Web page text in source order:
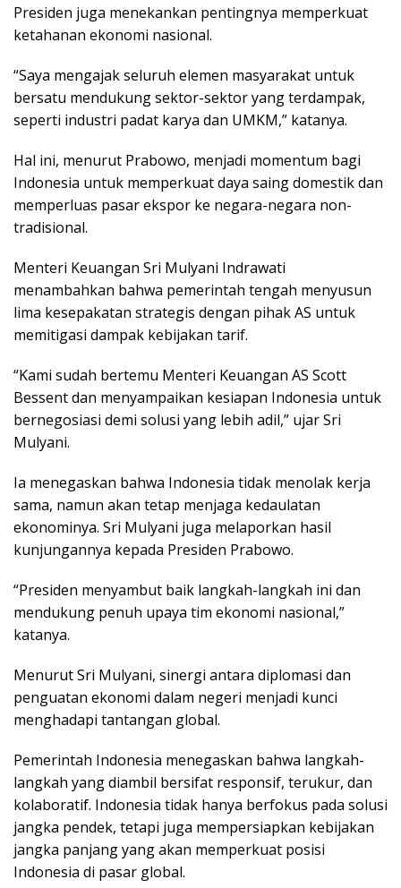
Presiden juga menekankan pentingnya memperkuat
ketahanan ekonomi nasional.
“Saya mengajak seluruh elemen masyarakat untuk
bersatu mendukung sektor-sektor yang terdampak,
seperti industri padat karya dan UMKM,” katanya.
Hal ini, menurut Prabowo, menjadi momentum bagi
Indonesia untuk memperkuat daya saing domestik dan
memperluas pasar ekspor ke negara-negara non-
tradisional.
Menteri Keuangan Sri Mulyani Indrawati
menambahkan bahwa pemerintah tengah menyusun
lima kesepakatan strategis dengan pihak AS untuk
memitigasi dampak kebijakan tarif.
“Kami sudah bertemu Menteri Keuangan AS Scott
Bessent dan menyampaikan kesiapan Indonesia untuk
bernegosiasi demi solusi yang lebih adil,” ujar Sri
Mulyani.
Ia menegaskan bahwa Indonesia tidak menolak kerja
sama, namun akan tetap menjaga kedaulatan
ekonominya. Sri Mulyani juga melaporkan hasil
kunjungannya kepada Presiden Prabowo.
“Presiden menyambut baik langkah-langkah ini dan
mendukung penuh upaya tim ekonomi nasional,”
katanya.
Menurut Sri Mulyani, sinergi antara diplomasi dan
penguatan ekonomi dalam negeri menjadi kunci
menghadapi tantangan global.
Pemerintah Indonesia menegaskan bahwa langkah-
langkah yang diambil bersifat responsif, terukur, dan
kolaboratif. Indonesia tidak hanya berfokus pada solusi
jangka pendek, tetapi juga mempersiapkan kebijakan
jangka panjang yang akan memperkuat posisi
Indonesia di pasar global.